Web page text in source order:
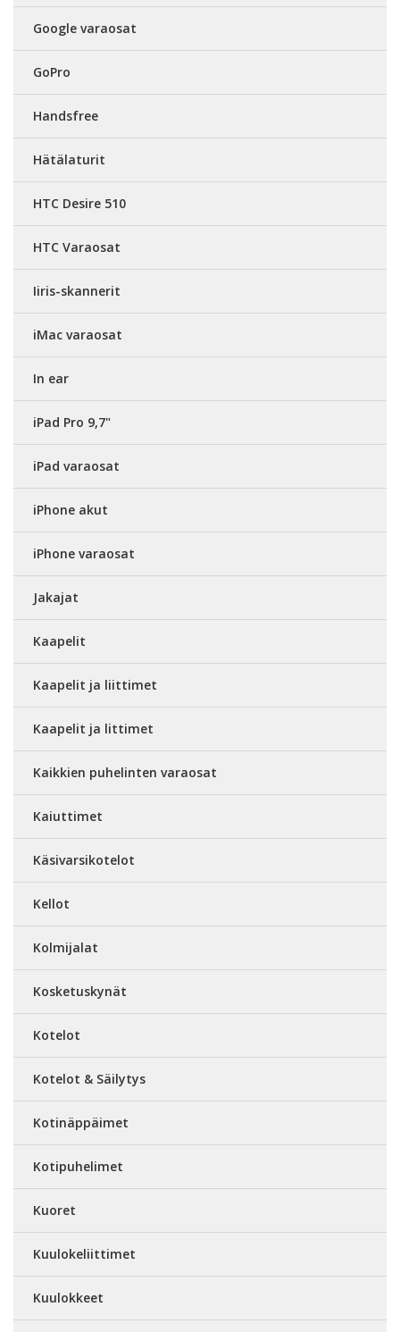
Google varaosat
GoPro
Handsfree
Hätälaturit
HTC Desire 510
HTC Varaosat
Iiris-skannerit
iMac varaosat
In ear
iPad Pro 9,7"
iPad varaosat
iPhone akut
iPhone varaosat
Jakajat
Kaapelit
Kaapelit ja liittimet
Kaapelit ja littimet
Kaikkien puhelinten varaosat
Kaiuttimet
Käsivarsikotelot
Kellot
Kolmijalat
Kosketuskynät
Kotelot
Kotelot & Säilytys
Kotinäppäimet
Kotipuhelimet
Kuoret
Kuulokeliittimet
Kuulokkeet